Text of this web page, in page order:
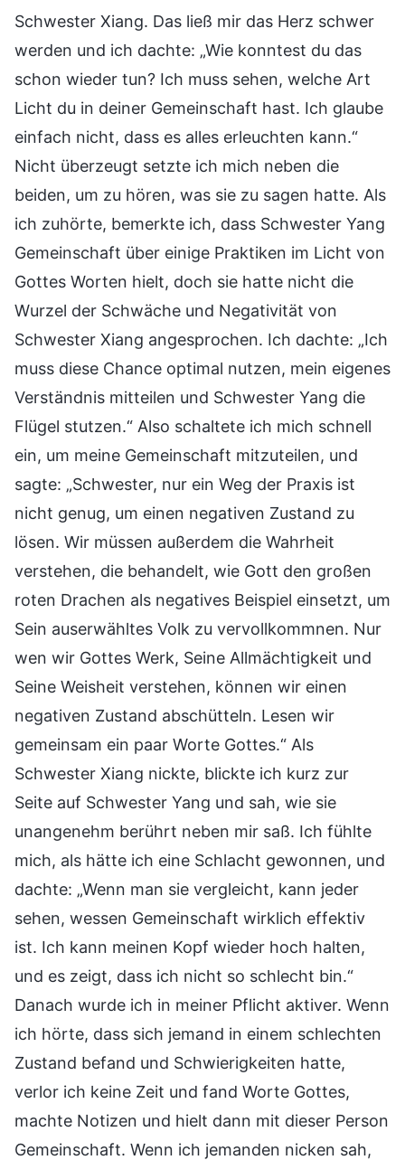
Schwester Xiang. Das ließ mir das Herz schwer
werden und ich dachte: „Wie konntest du das
schon wieder tun? Ich muss sehen, welche Art
Licht du in deiner Gemeinschaft hast. Ich glaube
einfach nicht, dass es alles erleuchten kann.“
Nicht überzeugt setzte ich mich neben die
beiden, um zu hören, was sie zu sagen hatte. Als
ich zuhörte, bemerkte ich, dass Schwester Yang
Gemeinschaft über einige Praktiken im Licht von
Gottes Worten hielt, doch sie hatte nicht die
Wurzel der Schwäche und Negativität von
Schwester Xiang angesprochen. Ich dachte: „Ich
muss diese Chance optimal nutzen, mein eigenes
Verständnis mitteilen und Schwester Yang die
Flügel stutzen.“ Also schaltete ich mich schnell
ein, um meine Gemeinschaft mitzuteilen, und
sagte: „Schwester, nur ein Weg der Praxis ist
nicht genug, um einen negativen Zustand zu
lösen. Wir müssen außerdem die Wahrheit
verstehen, die behandelt, wie Gott den großen
roten Drachen als negatives Beispiel einsetzt, um
Sein auserwähltes Volk zu vervollkommnen. Nur
wen wir Gottes Werk, Seine Allmächtigkeit und
Seine Weisheit verstehen, können wir einen
negativen Zustand abschütteln. Lesen wir
gemeinsam ein paar Worte Gottes.“ Als
Schwester Xiang nickte, blickte ich kurz zur
Seite auf Schwester Yang und sah, wie sie
unangenehm berührt neben mir saß. Ich fühlte
mich, als hätte ich eine Schlacht gewonnen, und
dachte: „Wenn man sie vergleicht, kann jeder
sehen, wessen Gemeinschaft wirklich effektiv
ist. Ich kann meinen Kopf wieder hoch halten,
und es zeigt, dass ich nicht so schlecht bin.“
Danach wurde ich in meiner Pflicht aktiver. Wenn
ich hörte, dass sich jemand in einem schlechten
Zustand befand und Schwierigkeiten hatte,
verlor ich keine Zeit und fand Worte Gottes,
machte Notizen und hielt dann mit dieser Person
Gemeinschaft. Wenn ich jemanden nicken sah,